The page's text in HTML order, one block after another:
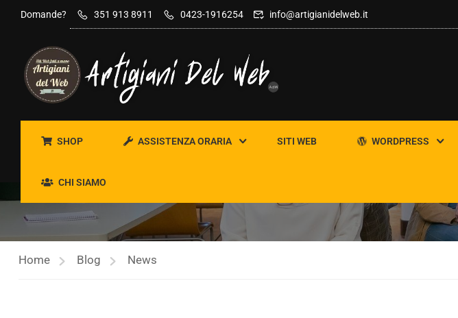
contenuto
Domande? 351 913 8911 0423-1916254 info@artigianidelweb.it
SHOP ASSISTENZA ORARIA SITI WEB WORDPRESS
CHI SIAMO
NEWS
Home Blog News